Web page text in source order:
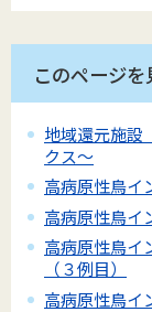
このページ
地域還元施設
クス～
高病原性鳥イ
高病原性鳥イ
高病原性鳥イ
（３例目）
高病原性鳥イ